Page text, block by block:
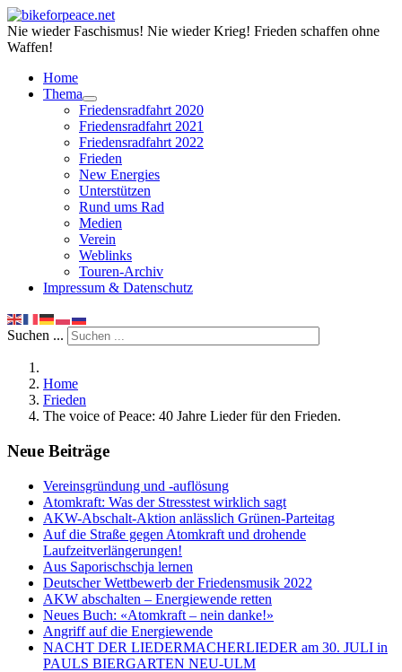
Nie wieder Faschismus! Nie wieder Krieg! Frieden schaffen ohne
Waffen!
Home
Thema
Friedensradfahrt 2020
Friedensradfahrt 2021
Friedensradfahrt 2022
Frieden
New Energies
Unterstützen
Rund ums Rad
Medien
Verein
Weblinks
Touren-Archiv
Impressum & Datenschutz
Suchen ...
Home
Frieden
The voice of Peace: 40 Jahre Lieder für den Frieden.
Neue Beiträge
Vereinsgründung und -auflösung
Atomkraft: Was der Stresstest wirklich sagt
AKW-Abschalt-Aktion anlässlich Grünen-Parteitag
Auf die Straße gegen Atomkraft und drohende
Laufzeitverlängerungen!
Aus Saporischschja lernen
Deutscher Wettbewerb der Friedensmusik 2022
AKW abschalten – Energiewende retten
Neues Buch: «Atomkraft – nein danke!»
Angriff auf die Energiewende
NACHT DER LIEDERMACHERLIEDER am 30. JULI in
PAULS BIERGARTEN NEU-ULM